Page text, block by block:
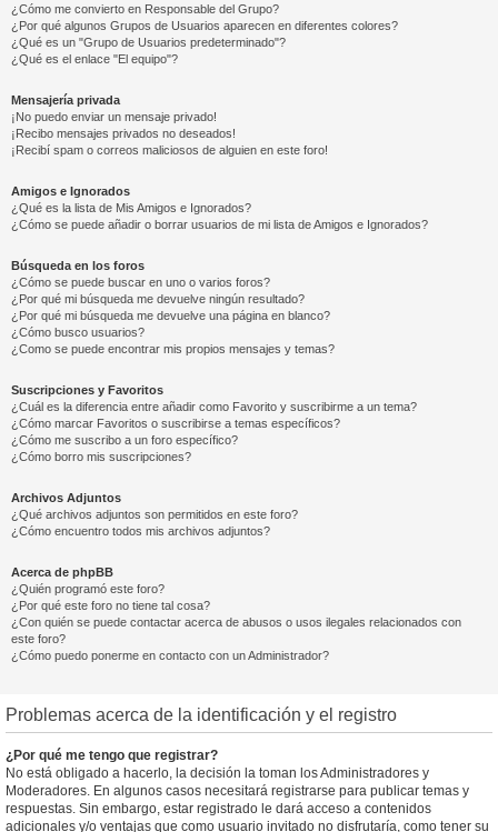
¿Cómo me convierto en Responsable del Grupo?
¿Por qué algunos Grupos de Usuarios aparecen en diferentes colores?
¿Qué es un "Grupo de Usuarios predeterminado"?
¿Qué es el enlace "El equipo"?
Mensajería privada
¡No puedo enviar un mensaje privado!
¡Recibo mensajes privados no deseados!
¡Recibí spam o correos maliciosos de alguien en este foro!
Amigos e Ignorados
¿Qué es la lista de Mis Amigos e Ignorados?
¿Cómo se puede añadir o borrar usuarios de mi lista de Amigos e Ignorados?
Búsqueda en los foros
¿Cómo se puede buscar en uno o varios foros?
¿Por qué mi búsqueda me devuelve ningún resultado?
¿Por qué mi búsqueda me devuelve una página en blanco?
¿Cómo busco usuarios?
¿Como se puede encontrar mis propios mensajes y temas?
Suscripciones y Favoritos
¿Cuál es la diferencia entre añadir como Favorito y suscribirme a un tema?
¿Cómo marcar Favoritos o suscribirse a temas específicos?
¿Cómo me suscribo a un foro específico?
¿Cómo borro mis suscripciones?
Archivos Adjuntos
¿Qué archivos adjuntos son permitidos en este foro?
¿Cómo encuentro todos mis archivos adjuntos?
Acerca de phpBB
¿Quién programó este foro?
¿Por qué este foro no tiene tal cosa?
¿Con quién se puede contactar acerca de abusos o usos ilegales relacionados con
este foro?
¿Cómo puedo ponerme en contacto con un Administrador?
Problemas acerca de la identificación y el registro
¿Por qué me tengo que registrar?
No está obligado a hacerlo, la decisión la toman los Administradores y
Moderadores. En algunos casos necesitará registrarse para publicar temas y
respuestas. Sin embargo, estar registrado le dará acceso a contenidos
adicionales y/o ventajas que como usuario invitado no disfrutaría, como tener su